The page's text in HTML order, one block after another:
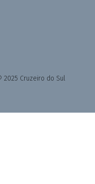
Cruzeiro do Sul